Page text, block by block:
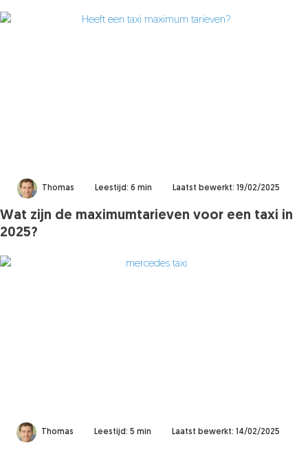
Thomas Leestijd: 6 min Laatst bewerkt: 19/02/2025
Wat zijn de maximumtarieven voor een taxi in
2025?
Thomas Leestijd: 5 min Laatst bewerkt: 14/02/2025